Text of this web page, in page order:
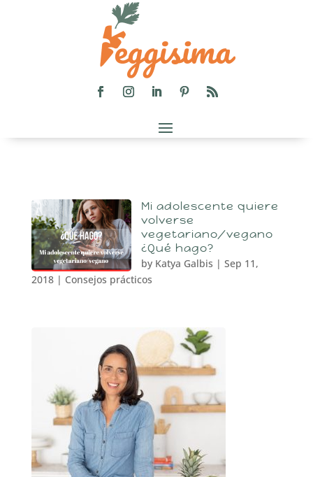
Mi adolescente quiere
volverse
vegetariano/vegano
¿Qué hago?
by Katya Galbis |Sep 11,
2018| Consejos prácticos